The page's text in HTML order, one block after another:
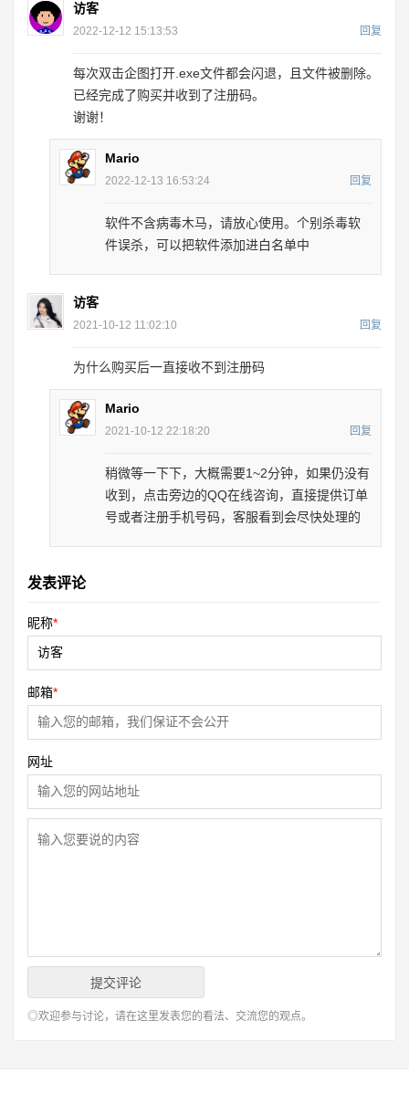
访客
2022-12-12 15:13:53 回复
每次双击企图打开.exe文件都会闪退，且文件被删除。
已经完成了购买并收到了注册码。
谢谢！
Mario
2022-12-13 16:53:24 回复
软件不含病毒木马，请放心使用。个别杀毒软
件误杀，可以把软件添加进白名单中
访客
2021-10-12 11:02:10 回复
为什么购买后一直接收不到注册码
Mario
2021-10-12 22:18:20 回复
稍微等一下下，大概需要1~2分钟，如果仍没有
收到，点击旁边的QQ在线咨询，直接提供订单
号或者注册手机号码，客服看到会尽快处理的
发表评论
昵称*
邮箱*
网址
◎欢迎参与讨论，请在这里发表您的看法、交流您的观点。